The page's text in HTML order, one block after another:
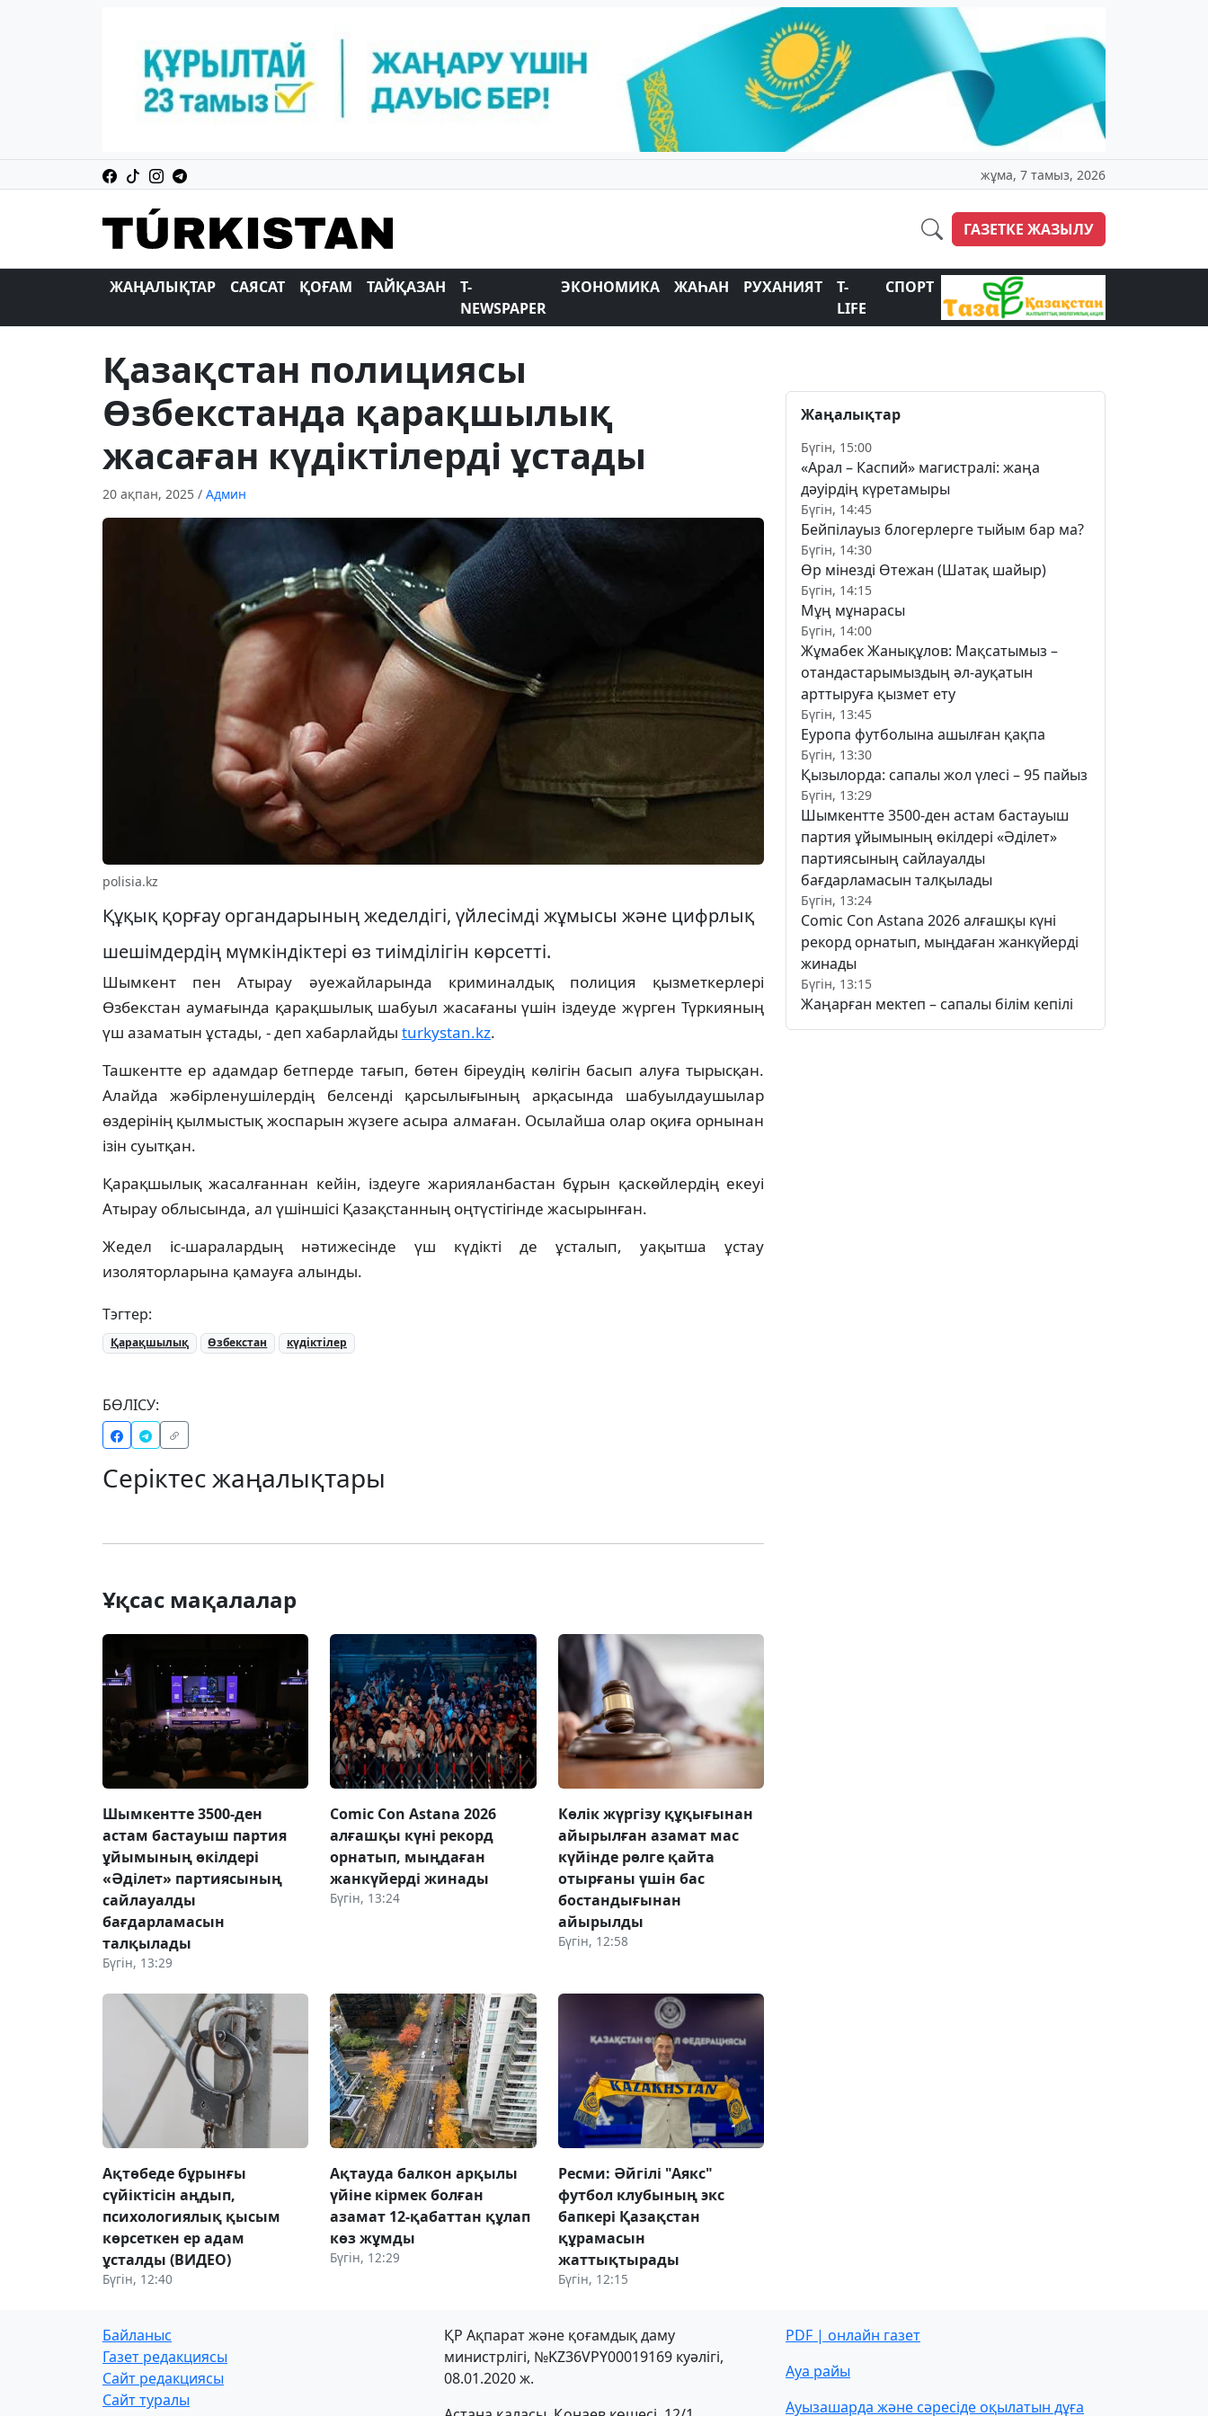
жұма, 7 тамыз, 2026
ГАЗЕТКЕ ЖАЗЫЛУ
ЖАҢАЛЫҚТАР САЯСАТ ҚОҒАМ ТАЙҚАЗАН
T-
NEWSPAPER
ЭКОНОМИКА ЖАҺАН РУХАНИЯТ
T-
LIFE
СПОРТ
Қазақстан полициясы
Өзбекстанда қарақшылық
жасаған күдіктілерді ұстады
20 ақпан, 2025 / Админ
polisia.kz
Құқық қорғау органдарының жеделдігі, үйлесімді жұмысы және цифрлық
шешімдердің мүмкіндіктері өз тиімділігін көрсетті.
Шымкент пен Атырау әуежайларында криминалдық полиция қызметкерлері
Өзбекстан аумағында қарақшылық шабуыл жасағаны үшін іздеуде жүрген Түркияның
үш азаматын ұстады, - деп хабарлайды turkystan.kz.
Ташкентте ер адамдар бетперде тағып, бөтен біреудің көлігін басып алуға тырысқан.
Алайда жәбірленушілердің белсенді қарсылығының арқасында шабуылдаушылар
өздерінің қылмыстық жоспарын жүзеге асыра алмаған. Осылайша олар оқиға орнынан
ізін суытқан.
Қарақшылық жасалғаннан кейін, іздеуге жарияланбастан бұрын қаскөйлердің екеуі
Атырау облысында, ал үшіншісі Қазақстанның оңтүстігінде жасырынған.
Жедел іс-шаралардың нәтижесінде үш күдікті де ұсталып, уақытша ұстау
изоляторларына қамауға алынды.
Тэгтер:
Қарақшылық Өзбекстан күдіктілер
БӨЛІСУ:
Серіктес жаңалықтары
Ұқсас мақалалар
Шымкентте 3500-ден
астам бастауыш партия
ұйымының өкілдері
«Әділет» партиясының
сайлауалды
бағдарламасын
талқылады
Бүгін, 13:29
Comic Con Astana 2026
алғашқы күні рекорд
орнатып, мыңдаған
жанкүйерді жинады
Бүгін, 13:24
Көлік жүргізу құқығынан
айырылған азамат мас
күйінде рөлге қайта
отырғаны үшін бас
бостандығынан
айырылды
Бүгін, 12:58
Ақтөбеде бұрынғы
сүйіктісін аңдып,
психологиялық қысым
көрсеткен ер адам
ұсталды (ВИДЕО)
Бүгін, 12:40
Ақтауда балкон арқылы
үйіне кірмек болған
азамат 12-қабаттан құлап
көз жұмды
Бүгін, 12:29
Ресми: Әйгілі "Аякс"
футбол клубының экс
бапкері Қазақстан
құрамасын
жаттықтырады
Бүгін, 12:15
Жаңалықтар
Бүгін, 15:00
«Арал – Каспий» магистралі: жаңа
дәуірдің күретамыры
Бүгін, 14:45
Бейпілауыз блогерлерге тыйым бар ма?
Бүгін, 14:30
Өр мінезді Өтежан (Шатақ шайыр)
Бүгін, 14:15
Мұң мұнарасы
Бүгін, 14:00
Жұмабек Жанықұлов: Мақсатымыз –
отандастарымыздың әл-ауқатын
арттыруға қызмет ету
Бүгін, 13:45
Еуропа футболына ашылған қақпа
Бүгін, 13:30
Қызылорда: сапалы жол үлесі – 95 пайыз
Бүгін, 13:29
Шымкентте 3500-ден астам бастауыш
партия ұйымының өкілдері «Әділет»
партиясының сайлауалды
бағдарламасын талқылады
Бүгін, 13:24
Comic Con Astana 2026 алғашқы күні
рекорд орнатып, мыңдаған жанкүйерді
жинады
Бүгін, 13:15
Жаңарған мектеп – сапалы білім кепілі
Байланыс
Газет редакциясы
Сайт редакциясы
Сайт туралы
ҚР Ақпарат және қоғамдық даму
министрлігі, №KZ36VPY00019169 куәлігі,
08.01.2020 ж.
PDF | онлайн газет
Ауа райы
Ауызашарда және сәресіде оқылатын дұға